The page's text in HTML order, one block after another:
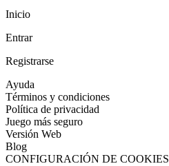
Inicio
Entrar
Registrarse
Ayuda
Términos y condiciones
Política de privacidad
Juego más seguro
Versión Web
Blog
CONFIGURACIÓN DE COOKIES